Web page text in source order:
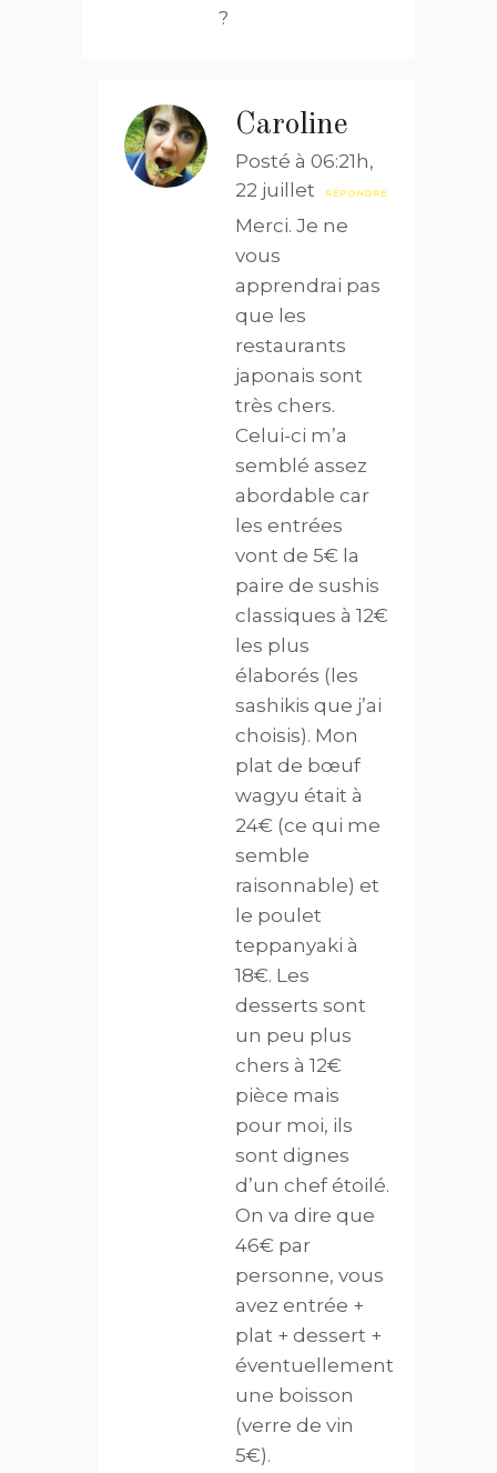
?
Caroline
Posté à 06:21h,
22 juillet
RÉPONDRE
Merci. Je ne
vous
apprendrai pas
que les
restaurants
japonais sont
très chers.
Celui-ci m’a
semblé assez
abordable car
les entrées
vont de 5€ la
paire de sushis
classiques à 12€
les plus
élaborés (les
sashikis que j’ai
choisis). Mon
plat de bœuf
wagyu était à
24€ (ce qui me
semble
raisonnable) et
le poulet
teppanyaki à
18€. Les
desserts sont
un peu plus
chers à 12€
pièce mais
pour moi, ils
sont dignes
d’un chef étoilé.
On va dire que
46€ par
personne, vous
avez entrée +
plat + dessert +
éventuellement
une boisson
(verre de vin
5€).